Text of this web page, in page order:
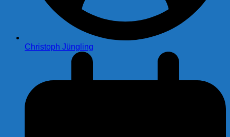
Christoph Jüngling